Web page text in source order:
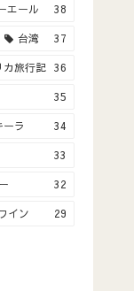
エール 38
台湾 37
カ旅行記 36
35
ーラ 34
33
32
ワイン 29